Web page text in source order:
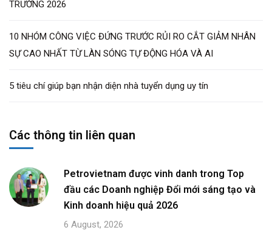
TRƯỜNG 2026
10 NHÓM CÔNG VIỆC ĐỨNG TRƯỚC RỦI RO CẮT GIẢM NHÂN
SỰ CAO NHẤT TỪ LÀN SÓNG TỰ ĐỘNG HÓA VÀ AI
5 tiêu chí giúp bạn nhận diện nhà tuyển dụng uy tín
Các thông tin liên quan
Petrovietnam được vinh danh trong Top
đầu các Doanh nghiệp Đổi mới sáng tạo và
Kinh doanh hiệu quả 2026
6 August, 2026